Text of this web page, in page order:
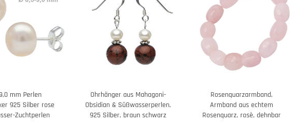
mm Perlen
925 Silber rose
Zuchtperlen
Ohrhänger aus Mahagoni-
Obsidian & Süßwasserperlen,
925 Silber, braun schwarz
Rosenquarzarmband,
Armband aus echtem
Rosenquarz, rosè, dehnbar